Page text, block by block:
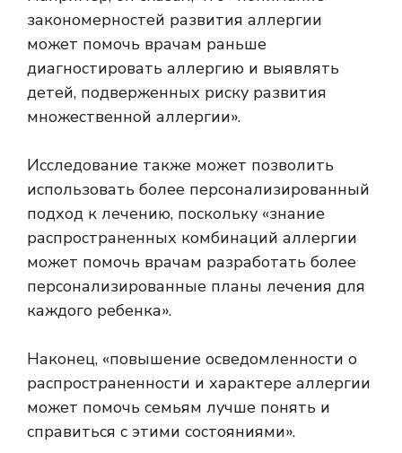
закономерностей развития аллергии
может помочь врачам раньше
диагностировать аллергию и выявлять
детей, подверженных риску развития
множественной аллергии».
Исследование также может позволить
использовать более персонализированный
подход к лечению, поскольку «знание
распространенных комбинаций аллергии
может помочь врачам разработать более
персонализированные планы лечения для
каждого ребенка».
Наконец, «повышение осведомленности о
распространенности и характере аллергии
может помочь семьям лучше понять и
справиться с этими состояниями».